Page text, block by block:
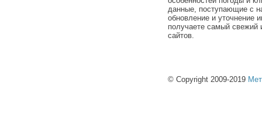
данные, поступающие с
обновление и уточнение
получаете самый свежий
сайтов.
© Copyright 2009-2019